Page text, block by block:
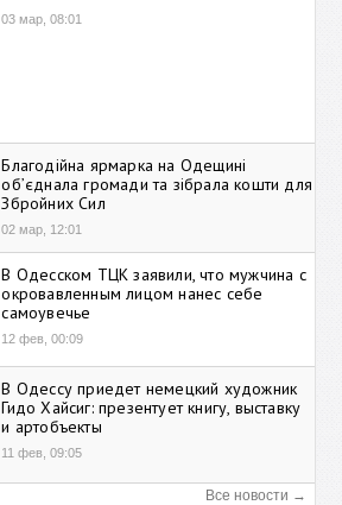
03 мар, 08:01
Благодійна ярмарка на Одещині
об’єднала громади та зібрала кошти для
Збройних Сил
02 мар, 12:01
В Одесском ТЦК заявили, что мужчина с
окровавленным лицом нанес себе
самоувечье
12 фев, 00:09
В Одессу приедет немецкий художник
Гидо Хайсиг: презентует книгу, выставку
и артобъекты
11 фев, 09:05
Все новости →